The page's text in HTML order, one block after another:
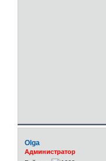
Olga
Администратор